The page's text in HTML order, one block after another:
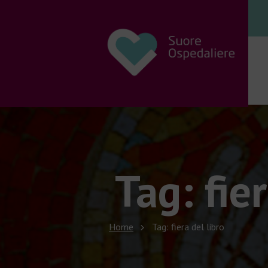
Tag:
Home Tag: fiera del libro